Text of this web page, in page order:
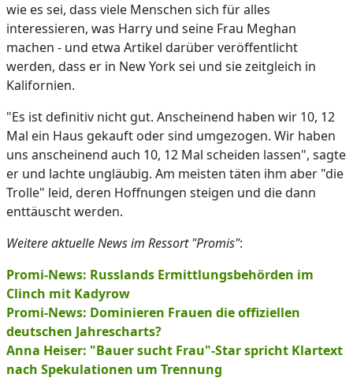
wie es sei, dass viele Menschen sich für alles
interessieren, was Harry und seine Frau Meghan
machen - und etwa Artikel darüber veröffentlicht
werden, dass er in New York sei und sie zeitgleich in
Kalifornien.
"Es ist definitiv nicht gut. Anscheinend haben wir 10, 12
Mal ein Haus gekauft oder sind umgezogen. Wir haben
uns anscheinend auch 10, 12 Mal scheiden lassen", sagte
er und lachte ungläubig. Am meisten täten ihm aber "die
Trolle" leid, deren Hoffnungen steigen und die dann
enttäuscht werden.
Weitere aktuelle News im Ressort "Promis":
Promi-News: Russlands Ermittlungsbehörden im
Clinch mit Kadyrow
Promi-News: Dominieren Frauen die offiziellen
deutschen Jahrescharts?
Anna Heiser: "Bauer sucht Frau"-Star spricht Klartext
nach Spekulationen um Trennung